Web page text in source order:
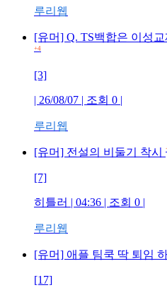
루리웹
[유머] Q. TS백합은 이성
+4
[3]
| 26/08/07 | 조회 0 |
루리웹
[유머] 전설의 비둘기 착시
[7]
히틀러 | 04:36 | 조회 0 |
루리웹
[유머] 애플 팀쿡 딱 퇴임
[17]